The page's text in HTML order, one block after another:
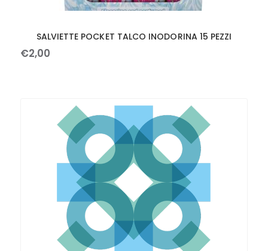
SALVIETTE POCKET TALCO INODORINA 15 PEZZI
€2,00